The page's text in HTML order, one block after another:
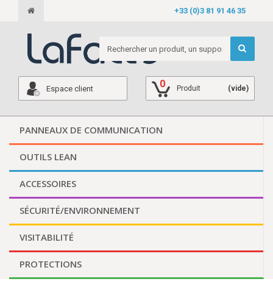
+33 (0)3 81 91 46 35
Espace client 0 Produit (vide)
PANNEAUX DE COMMUNICATION
OUTILS LEAN
ACCESSOIRES
SÉCURITÉ/ENVIRONNEMENT
VISITABILITÉ
PROTECTIONS